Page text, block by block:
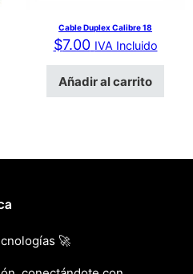
Cable Duplex Calibre 18
$7.00 IVA Incluido
Añadir al carrito
🚀